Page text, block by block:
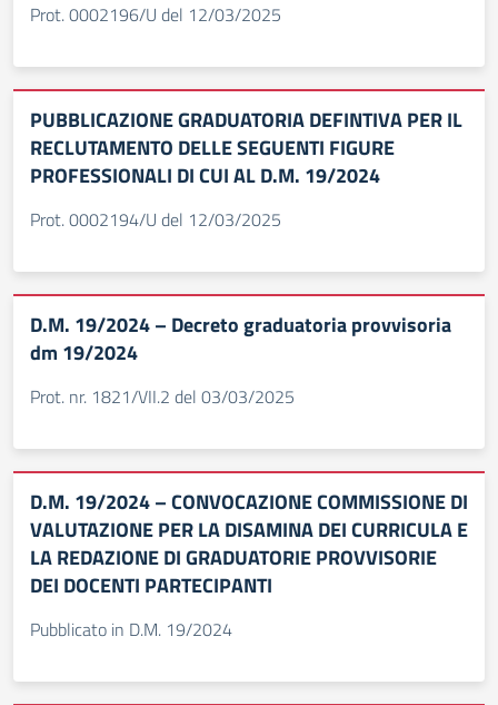
Prot. 0002196/U del 12/03/2025
PUBBLICAZIONE GRADUATORIA DEFINTIVA PER IL
RECLUTAMENTO DELLE SEGUENTI FIGURE
PROFESSIONALI DI CUI AL D.M. 19/2024
Prot. 0002194/U del 12/03/2025
D.M. 19/2024 – Decreto graduatoria provvisoria
dm 19/2024
Prot. nr. 1821/VII.2 del 03/03/2025
D.M. 19/2024 – CONVOCAZIONE COMMISSIONE DI
VALUTAZIONE PER LA DISAMINA DEI CURRICULA E
LA REDAZIONE DI GRADUATORIE PROVVISORIE
DEI DOCENTI PARTECIPANTI
Pubblicato in D.M. 19/2024